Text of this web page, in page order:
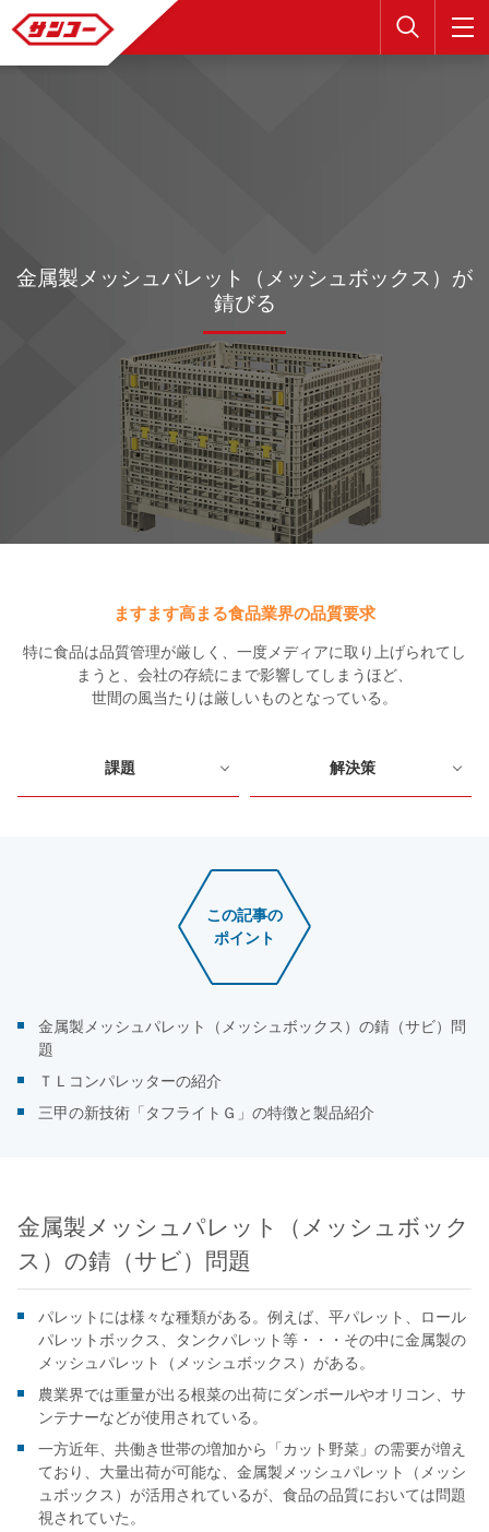
検索
金属製メッシュパレット（メッシュボックス）が
錆びる
ますます高まる食品業界の品質要求
特に食品は品質管理が厳しく、一度メディアに取り上げられてし
まうと、会社の存続にまで影響してしまうほど、
世間の風当たりは厳しいものとなっている。
課題 解決策
この記事の
ポイント
金属製メッシュパレット（メッシュボックス）の錆（サビ）問
題
ＴＬコンパレッターの紹介
三甲の新技術「タフライトＧ」の特徴と製品紹介
金属製メッシュパレット（メッシュボック
ス）の錆（サビ）問題
パレットには様々な種類がある。例えば、平パレット、ロール
パレットボックス、タンクパレット等・・・その中に金属製の
メッシュパレット（メッシュボックス）がある。
農業界では重量が出る根菜の出荷にダンボールやオリコン、サ
ンテナーなどが使用されている。
一方近年、共働き世帯の増加から「カット野菜」の需要が増え
ており、大量出荷が可能な、金属製メッシュパレット（メッシ
ュボックス）が活用されているが、食品の品質においては問題
視されていた。